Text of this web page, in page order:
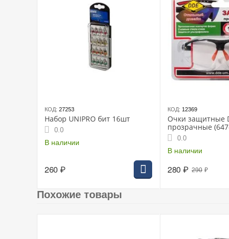
КОД: 27253
Набор UNIPRO бит 16шт
0.0
В наличии
260 ₽
КОД: 12369
Очки защитные
прозрачные
0.0
В наличии
290 ₽
280 ₽
Похожие товары